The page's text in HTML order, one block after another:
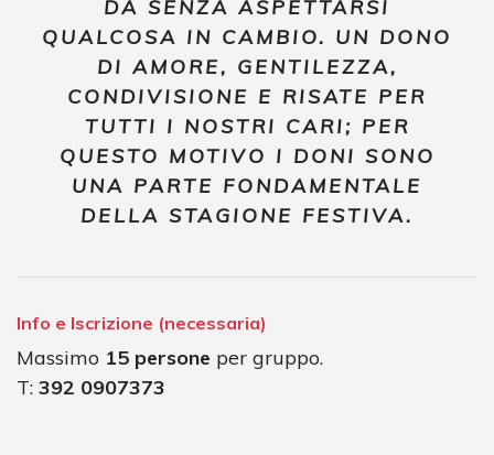
DÀ SENZA ASPETTARSI
QUALCOSA IN CAMBIO. UN DONO
DI AMORE, GENTILEZZA,
CONDIVISIONE E RISATE PER
TUTTI I NOSTRI CARI; PER
QUESTO MOTIVO I DONI SONO
UNA PARTE FONDAMENTALE
DELLA STAGIONE FESTIVA.
Info e Iscrizione (necessaria)
Massimo 15 persone per gruppo.
T: 392 0907373